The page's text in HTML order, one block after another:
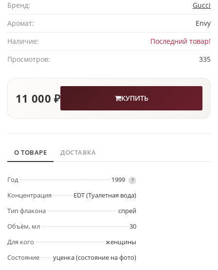
Бренд:
Gucci
Аромат:
Envy
Наличие:
Последний товар!
Просмотров:
335
11 000 ₽ КУПИТЬ
О ТОВАРЕ ДОСТАВКА
Год 1999 ?
Концентрация
EDT (Туалетная вода)
Тип флакона
спрей
Объём, мл
30
Для кого
женщины
Состояние
уценка (состояние на фото)